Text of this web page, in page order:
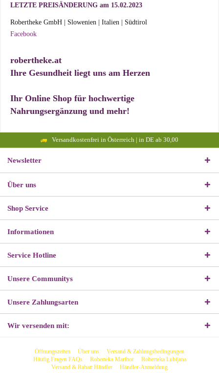
LETZTE PREISÄNDERUNG am 15.02.2023
Robertheke GmbH | Slowenien | Italien | Südtirol
Facebook
robertheke.at
Ihre Gesundheit liegt uns am Herzen
Ihr Online Shop für hochwertige
Nahrungsergänzung und mehr!
Versandkostenfrei in Österreich | in DE ab 30,00
Newsletter
Über uns
Shop Service
Informationen
Service Hotline
Unsere Communitys
Unsere Zahlungsarten
Wir versenden mit:
Öffnungszeiten Über uns
Versand & Zahlungsbedingungen
Häufig Fragen FAQs
Roberteka Maribor
Roberteka Lubijana
Versand & Rabatt Händler
Händler-Anmeldung